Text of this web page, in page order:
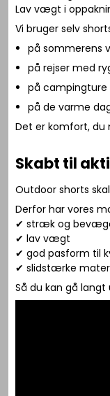
Lav vægt i
Vi bruger selv
på sommerens
på rejser med
på campingture
på de varme
Det er komfort,
Skabt til
Outdoor shorts
Derfor har vores
✔ stræk og
✔ lav vægt
✔ god pasform til
✔ slidstærke
Så du kan gå